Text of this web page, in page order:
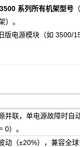
3500 系列所有机架型号
）。
版电源模块（如 3500/
并联，单电源故障时自
0）。
动（±20%），兼容全